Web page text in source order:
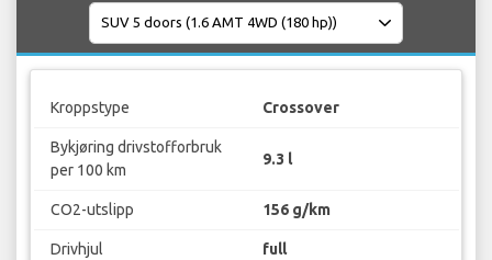
Kroppstype Crossover
Bykjøring drivstofforbruk
per 100 km
9.3 l
CO2-utslipp 156 g/km
Drivhjul full